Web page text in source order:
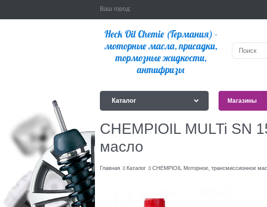
Ваш город:
Каталог Магазины
CHEMPIOIL MULTi SN
масло
Главная Каталог CHEMPIOIL Моторное, трансмиссионное